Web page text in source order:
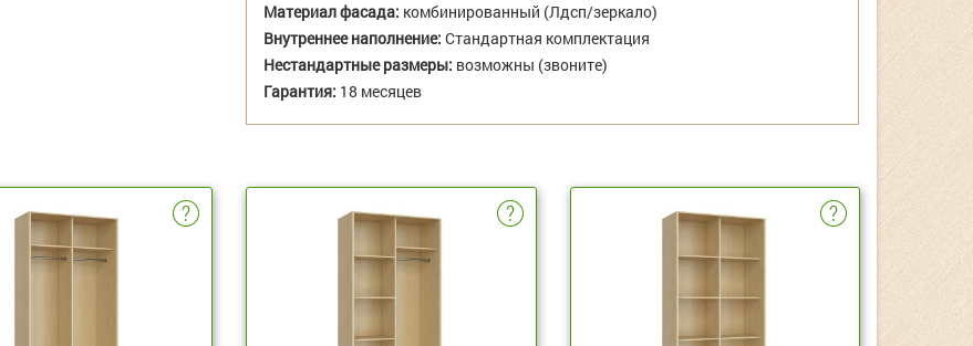
Материал фасада: комбинированный (Лдсп/зеркало)
Внутреннее наполнение: Стандартная комплектация
Нестандартные размеры: возможны (звоните)
Гарантия: 18 месяцев